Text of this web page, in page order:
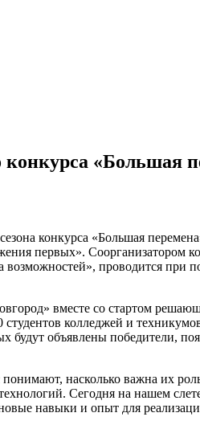
«Большая
конкурса «Большая
первых». Соорганизатором
проводится при
вместе со стартом
колледжей и
объявлены победители,
насколько важна их
Сегодня на нашем
навыки и опыт для